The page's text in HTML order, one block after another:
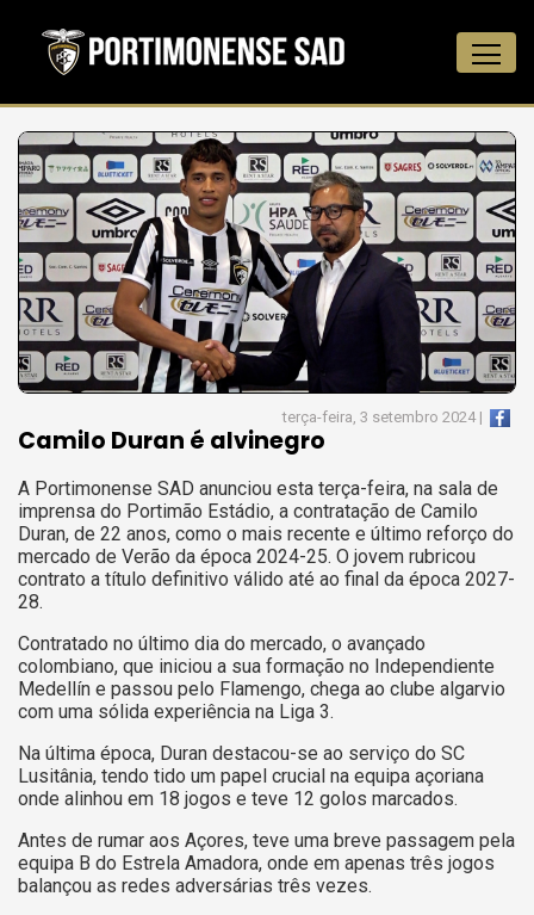
terça-feira, 3 setembro 2024 |
Camilo Duran é alvinegro
A Portimonense SAD anunciou esta terça-feira, na sala de
imprensa do Portimão Estádio, a contratação de Camilo
Duran, de 22 anos, como o mais recente e último reforço do
mercado de Verão da época 2024-25. O jovem rubricou
contrato a título definitivo válido até ao final da época 2027-
28.
Contratado no último dia do mercado, o avançado
colombiano, que iniciou a sua formação no Independiente
Medellín e passou pelo Flamengo, chega ao clube algarvio
com uma sólida experiência na Liga 3.
Na última época, Duran destacou-se ao serviço do SC
Lusitânia, tendo tido um papel crucial na equipa açoriana
onde alinhou em 18 jogos e teve 12 golos marcados.
Antes de rumar aos Açores, teve uma breve passagem pela
equipa B do Estrela Amadora, onde em apenas três jogos
balançou as redes adversárias três vezes.